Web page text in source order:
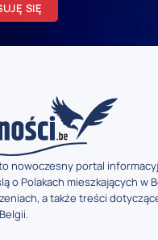
SIĘ
nowoczesny portal
o Polakach mieszkających w
a także treści